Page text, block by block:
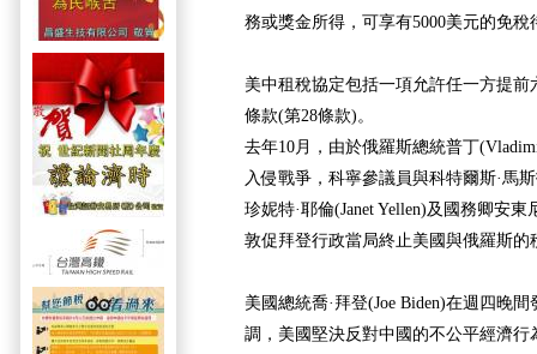
務或獎金所得，可享有5000美元的免稅
美中租稅協定包括一項允許任一方提
條款(第28條款)。
去年10月，由於俄羅斯總統普丁
入侵戰爭，科寧參議員與科特爾斯·馬
珍妮特·耶倫(Janet Yellen)及國務卿安東
敦促拜登行政當局終止美國與俄羅斯的
美國總統喬·拜登(Joe Biden)在週四晚
調，美國堅決反對中國的不公平經濟